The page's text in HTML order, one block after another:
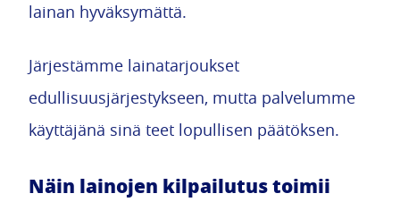
lainan hyväksymättä.
Järjestämme lainatarjoukset
edullisuusjärjestykseen, mutta palvelumme
käyttäjänä sinä teet lopullisen päätöksen.
Näin lainojen kilpailutus toimii